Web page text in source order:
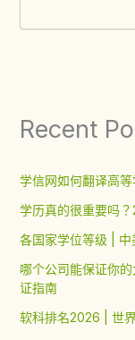
Recent
学信网如何翻译高
学历真的很重要吗
各国家学位等级 |
哪个公司能保证你
证指南
软科排名2026 | 世